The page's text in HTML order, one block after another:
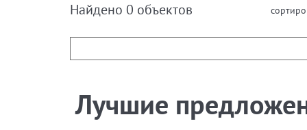
Найдено 0 объектов
Лучшие